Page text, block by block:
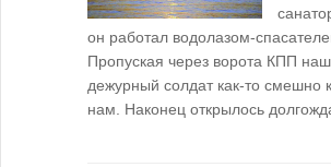
он работал водолазом-
Пропуская через ворота КПП
дежурный солдат как-то смешно
нам. Наконец открылось